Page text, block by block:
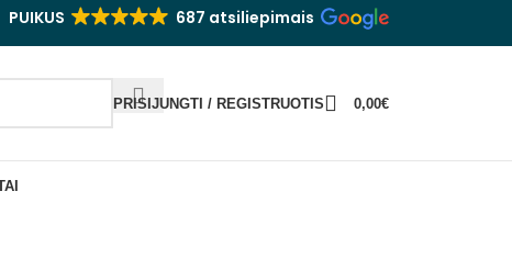
PUIKUS 687 atsiliepimais
PRISIJUNGTI / REGISTRUOTIS 0,00€
proga?